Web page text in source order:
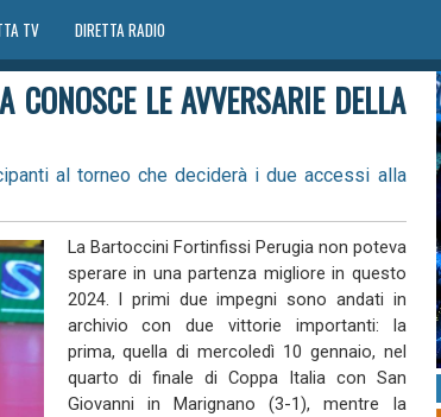
TV DIRETTA RADIO
LE AVVERSARIE DELLA
al torneo che deciderà i due accessi alla
La Bartoccini Fortinfissi Perugia non poteva
sperare in una partenza migliore in questo
2024. I primi due impegni sono andati in
archivio con due vittorie importanti: la
prima, quella di mercoledì 10 gennaio, nel
quarto di finale di Coppa Italia con San
Giovanni in Marignano (3-1), mentre la